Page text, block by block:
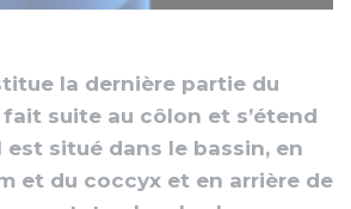
la dernière partie du
suite au côlon et s’étend
est situé dans le bassin, en
et du coccyx et en arrière de